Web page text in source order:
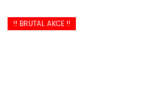
!! BRUTAL AKCE !!